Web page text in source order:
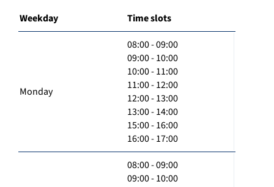
Weekday Time slots
Monday
08:00 - 09:00
09:00 - 10:00
10:00 - 11:00
11:00 - 12:00
12:00 - 13:00
13:00 - 14:00
15:00 - 16:00
16:00 - 17:00
08:00 - 09:00
09:00 - 10:00